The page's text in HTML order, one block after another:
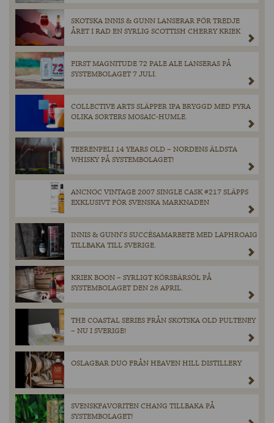
SKOTSKA INNIS & GUNN LANSERAR FÖR TREDJE
ÅRET I RAD EN SYRLIG SCOTTISH CHERRY KRIEK
FIRST MAGNITUDE 72 PALE ALE LANSERAS PÅ
SYSTEMBOLAGET 7 JULI.
COLLECTIVE ARTS SLÄPPER IPA BRYGGD MED FYRA
OLIKA SORTERS MOSAIC-HUMLE.
TEERENPELI 14 YEARS OLD – NORDENS ÄLDSTA
WHISKY PÅ SYSTEMBOLAGET!
ANCNOC VINTAGE 2007 SINGLE CASK #217 SLÄPPS
EXKLUSIVT FÖR SVENSKA MARKNADEN
INNIS & GUNN’S SUCCÉSAMARBETE MED LAPHROAIG
TILLBAKA TILL SVERIGE.
KRIEK BOON – SYRLIGT KÖRSBÄRSÖL PÅ
SYSTEMBOLAGET DEN 28 APRIL.
THE COASTAL SERIES FRÅN SKOTSKA OLD PULTENEY
– NU I SVERIGE!
OSLAGBAR DUO FRÅN HEAVEN HILL DISTILLERY
SVENSKFAVORITEN CHANG TILLBAKA PÅ
SYSTEMBOLAGET!